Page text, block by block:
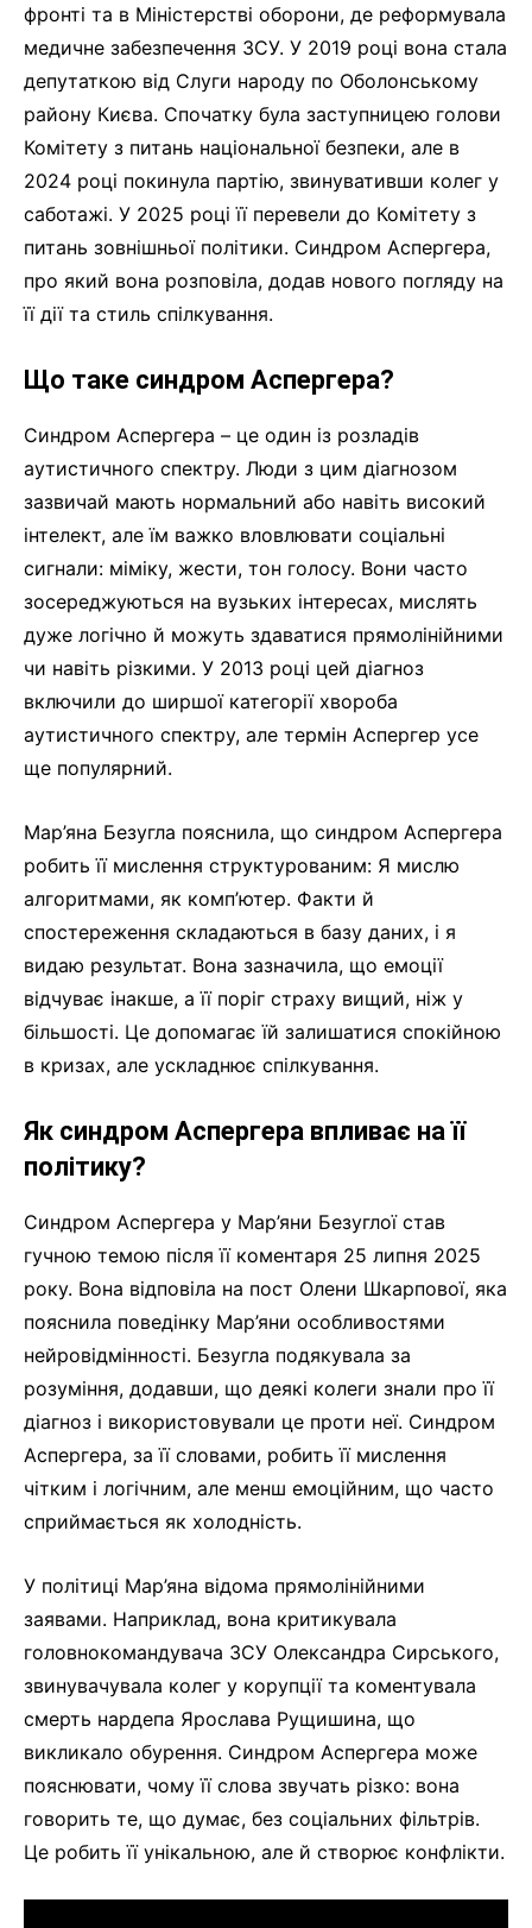
фронті та в Міністерстві оборони, де реформувала
медичне забезпечення ЗСУ. У 2019 році вона стала
депутаткою від Слуги народу по Оболонському
району Києва. Спочатку була заступницею голови
Комітету з питань національної безпеки, але в
2024 році покинула партію, звинувативши колег у
саботажі. У 2025 році її перевели до Комітету з
питань зовнішньої політики. Синдром Аспергера,
про який вона розповіла, додав нового погляду на
її дії та стиль спілкування.
Що таке синдром Аспергера?
Синдром Аспергера – це один із розладів
аутистичного спектру. Люди з цим діагнозом
зазвичай мають нормальний або навіть високий
інтелект, але їм важко вловлювати соціальні
сигнали: міміку, жести, тон голосу. Вони часто
зосереджуються на вузьких інтересах, мислять
дуже логічно й можуть здаватися прямолінійними
чи навіть різкими. У 2013 році цей діагноз
включили до ширшої категорії хвороба
аутистичного спектру, але термін Аспергер усе
ще популярний.
Мар’яна Безугла пояснила, що синдром Аспергера
робить її мислення структурованим: Я мислю
алгоритмами, як комп’ютер. Факти й
спостереження складаються в базу даних, і я
видаю результат. Вона зазначила, що емоції
відчуває інакше, а її поріг страху вищий, ніж у
більшості. Це допомагає їй залишатися спокійною
в кризах, але ускладнює спілкування.
Як синдром Аспергера впливає на її
політику?
Синдром Аспергера у Мар’яни Безуглої став
гучною темою після її коментаря 25 липня 2025
року. Вона відповіла на пост Олени Шкарпової, яка
пояснила поведінку Мар’яни особливостями
нейровідмінності. Безугла подякувала за
розуміння, додавши, що деякі колеги знали про її
діагноз і використовували це проти неї. Синдром
Аспергера, за її словами, робить її мислення
чітким і логічним, але менш емоційним, що часто
сприймається як холодність.
У політиці Мар’яна відома прямолінійними
заявами. Наприклад, вона критикувала
головнокомандувача ЗСУ Олександра Сирського,
звинувачувала колег у корупції та коментувала
смерть нардепа Ярослава Рущишина, що
викликало обурення. Синдром Аспергера може
пояснювати, чому її слова звучать різко: вона
говорить те, що думає, без соціальних фільтрів.
Це робить її унікальною, але й створює конфлікти.